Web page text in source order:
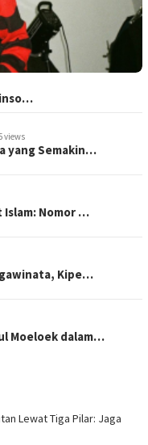
views
yang Semakin…
Islam: Nomor …
Kipe…
Moeloek dalam…